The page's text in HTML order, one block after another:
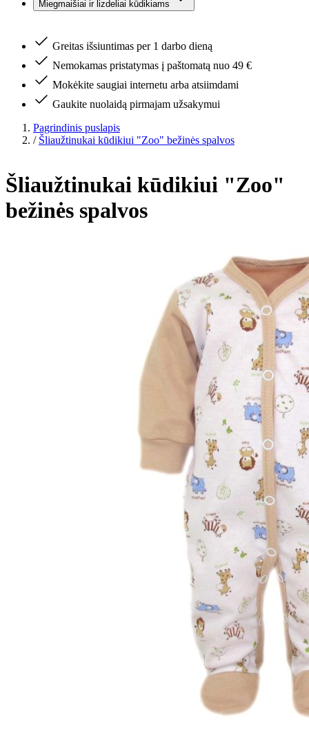
Miegmaišiai ir lizdeliai kūdikiams
Greitas išsiuntimas per 1 darbo dieną
Nemokamas pristatymas į paštomatą nuo 49 €
Mokėkite saugiai internetu arba atsiimdami
Gaukite nuolaidą pirmajam užsakymui
Pagrindinis puslapis
/ Šliaužtinukai kūdikiui "Zoo" bežinės spalvos
Šliaužtinukai kūdikiui "Zoo"
bežinės spalvos